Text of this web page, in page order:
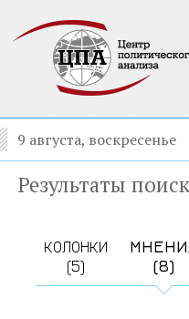
9 августа, воскресенье
Результаты
КОЛОНКИ
(5)
(8)